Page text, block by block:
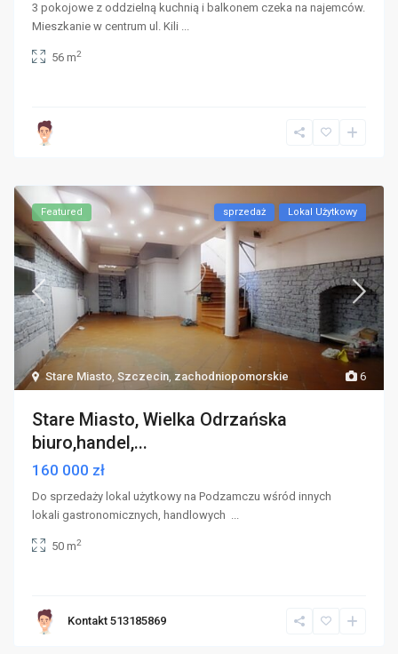
3 pokojowe z oddzielną kuchnią i balkonem czeka na najemców.
Mieszkanie w centrum ul. Kili ...
56 m2
6
Stare Miasto,Szczecin, zachodniopomorskie
Featured sprzedaż Lokal Użytkowy
Stare Miasto, Wielka Odrzańska
biuro,handel,...
160 000 zł
Do sprzedaży lokal użytkowy na Podzamczu wśród innych
lokali gastronomicznych, handlowych ...
50 m2
Kontakt 513185869